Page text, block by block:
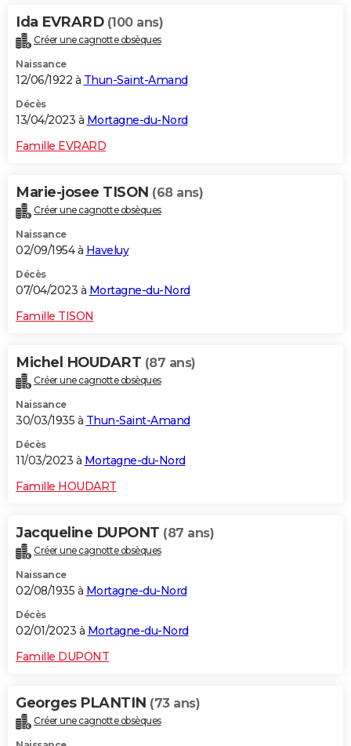
Ida EVRARD (100 ans)
Créer une cagnotte obsèques
Naissance
12/06/1922 à Thun-Saint-Amand
Décès
13/04/2023 à Mortagne-du-Nord
Famille EVRARD
Marie-josee TISON (68 ans)
Créer une cagnotte obsèques
Naissance
02/09/1954 à Haveluy
Décès
07/04/2023 à Mortagne-du-Nord
Famille TISON
Michel HOUDART (87 ans)
Créer une cagnotte obsèques
Naissance
30/03/1935 à Thun-Saint-Amand
Décès
11/03/2023 à Mortagne-du-Nord
Famille HOUDART
Jacqueline DUPONT (87 ans)
Créer une cagnotte obsèques
Naissance
02/08/1935 à Mortagne-du-Nord
Décès
02/01/2023 à Mortagne-du-Nord
Famille DUPONT
Georges PLANTIN (73 ans)
Créer une cagnotte obsèques